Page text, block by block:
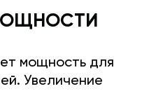
мощность для
Увеличение